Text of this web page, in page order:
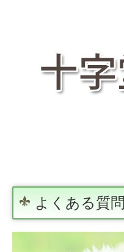
処方箋の受付
よくある質問